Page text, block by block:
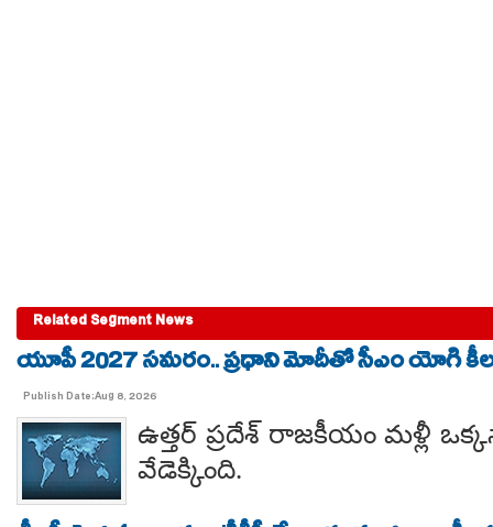
Related Segment News
యూపీ 2027 సమరం.. ప్రధాని మోదీతో సీఎం యోగి
Publish Date:Aug 8, 2026
ఉత్తర్ ప్రదేశ్ రాజకీయం మళ్లీ
వేడెక్కింది.